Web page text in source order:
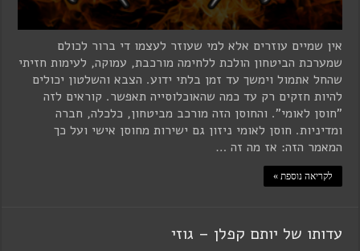
אין שמיים עוזרים אלא למי שעוזר לעצמו די ברור לכולם
שמערכת הביטחון הולכת ללחימה מורכבת, עמוקה, לעימות חזיתי
שהחל אתמול וימשך עד זמן בלתי ידוע. הצבא והשלטון יכולים
להיות חזקים רק עד כמה שהאוכלוסייה תאפשר. קוראים לזה
"חוסן לאומי". והחוסן הזה מורכב מביטחון, כלכלה, חברה
ומדיניות. חוסן לאומי ניזון גם ישירות מחוסן אישי ועל כך
המאמר הזה: אז מה זה …
לקריאה נוספת »
עדותו של יותם קפלן – גוזי